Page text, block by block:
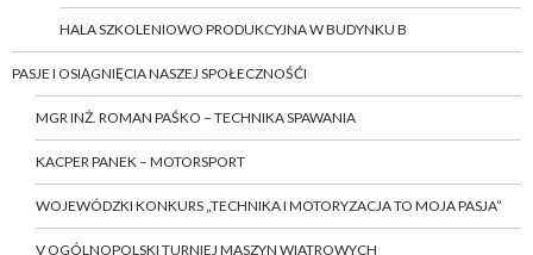
HALA SZKOLENIOWO PRODUKCYJNA W BUDYNKU B
PASJE I OSIĄGNIĘCIA NASZEJ SPOŁECZNOŚĆI
MGR INŻ. ROMAN PAŚKO – TECHNIKA SPAWANIA
KACPER PANEK – MOTORSPORT
WOJEWÓDZKI KONKURS „TECHNIKA I MOTORYZACJA TO MOJA PASJA”
V OGÓLNOPOLSKI TURNIEJ MASZYN WIATROWYCH